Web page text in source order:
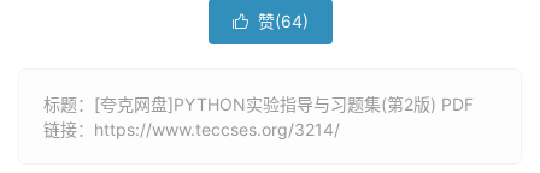
 赞(64)
标题：[夸克网盘]PYTHON实验指导与习题集(第2版) PDF
链接： https://www.teccses.org/3214/